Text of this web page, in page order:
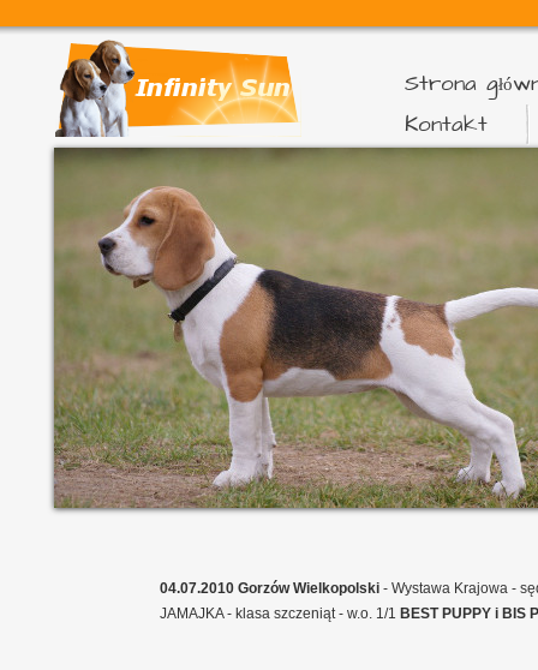
Strona
Kontakt
04.07.2010 Gorzów Wielkopolski - Wystawa Krajowa -
JAMAJKA - klasa szczeniąt - w.o. 1/1 BEST PUPPY i BIS